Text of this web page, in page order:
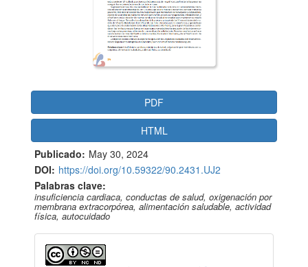
PDF
HTML
Publicado: May 30, 2024
DOI: https://doi.org/10.59322/90.2431.UJ2
Palabras clave:
insuficiencia cardiaca, conductas de salud, oxigenación por
membrana extracorpórea, alimentación saludable, actividad
física, autocuidado